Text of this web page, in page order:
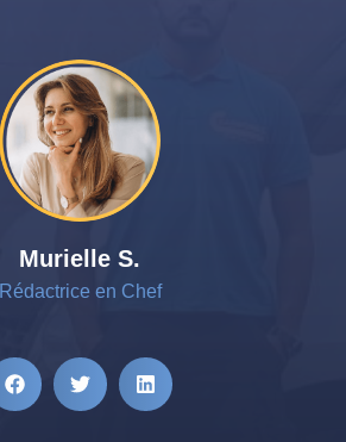
Murielle S.
Rédactrice en Chef